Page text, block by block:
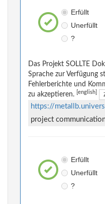
Erfüllt
Unerfüllt
?
Das Projekt SOLLTE
Sprache zur Verfügung
Fehlerberichte und
zu akzeptieren.
[english]
https://
project
Erfüllt
Unerfüllt
?